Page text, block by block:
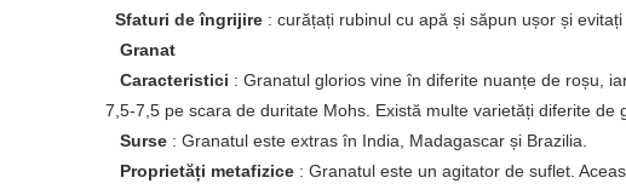
Sfaturi de îngrijire : curățați rubinul cu apă și săpun ușor și
Granat
Caracteristici : Granatul glorios vine în diferite nuanțe de roșu,
7,5-7,5 pe scara de duritate Mohs. Există multe varietăți diferite de
Surse : Granatul este extras în India, Madagascar și Brazilia.
Proprietăți metafizice : Granatul este un agitator de suflet.